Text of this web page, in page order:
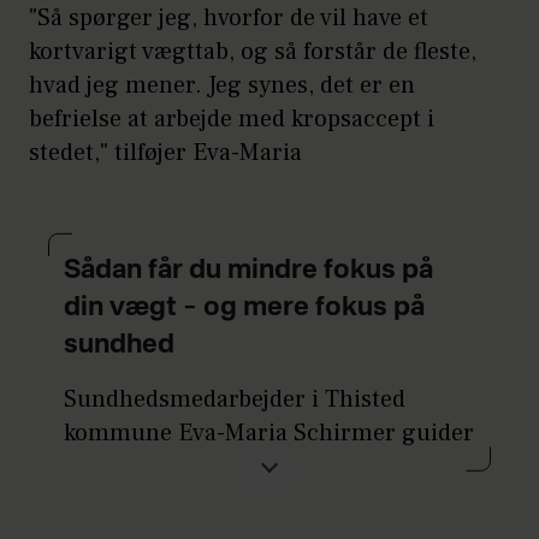
"Så spørger jeg, hvorfor de vil have et
kortvarigt vægttab, og så forstår de fleste,
hvad jeg mener. Jeg synes, det er en
befrielse at arbejde med kropsaccept i
stedet," tilføjer Eva-Maria
Sådan får du mindre fokus på
din vægt – og mere fokus på
sundhed
Sundhedsmedarbejder i Thisted
kommune Eva-Maria Schirmer guider
her til vægtneutral sundhed, hvor